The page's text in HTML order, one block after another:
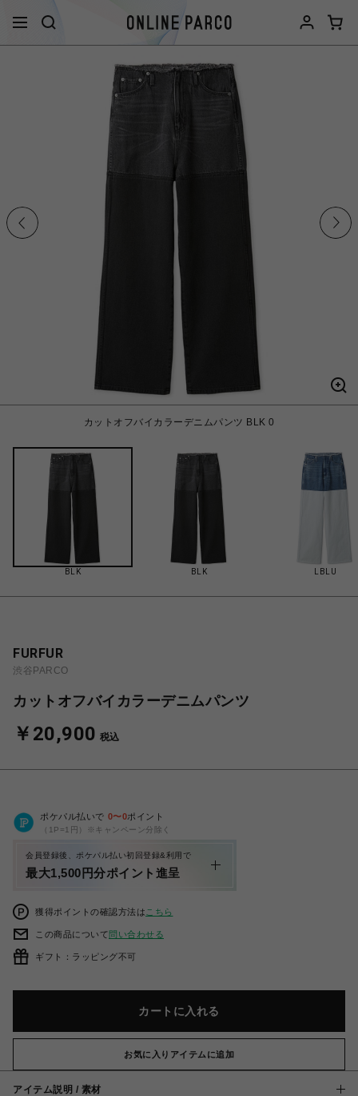
カットオフバイカラーデニムパンツ BLK 0
BLK BLK LBLU
FURFUR
渋谷PARCO
カットオフバイカラーデニムパンツ
￥20,900 税込
ポケパル払いで 0〜0ポイント
（1P=1円）※キャンペーン分除く
会員登録後、ポケパル払い初回登録&利用で
最大1,500円分ポイント進呈
獲得ポイントの確認方法は こちら
この商品について問い合わせる
ギフト：ラッピング不可
カートに入れる
お気に入りアイテムに追加
アイテム説明 / 素材